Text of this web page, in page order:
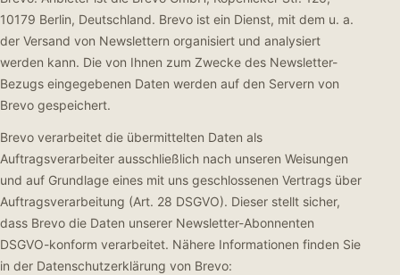
10179 Berlin, Deutschland. Brevo ist ein Dienst, mit dem u. a.
der Versand von Newslettern organisiert und analysiert
werden kann. Die von Ihnen zum Zwecke des Newsletter-
Bezugs eingegebenen Daten werden auf den Servern von
Brevo gespeichert.
Brevo verarbeitet die übermittelten Daten als
Auftragsverarbeiter ausschließlich nach unseren Weisungen
und auf Grundlage eines mit uns geschlossenen Vertrags über
Auftragsverarbeitung (Art. 28 DSGVO). Dieser stellt sicher,
dass Brevo die Daten unserer Newsletter-Abonnenten
DSGVO-konform verarbeitet. Nähere Informationen finden Sie
in der Datenschutzerklärung von Brevo: